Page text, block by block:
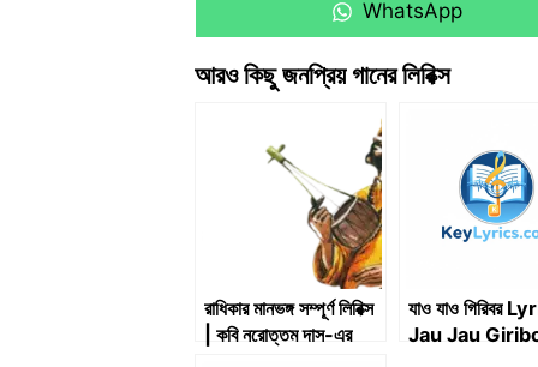
Share
WhatsApp
আরও কিছু জনপ্রিয় গানের লিরিক্স
রাধিকার মানভঙ্গ সম্পূর্ণ লিরিক্স
| কবি নরোত্তম দাস-এর
যাও যাও গিরিবর
Jau Jau